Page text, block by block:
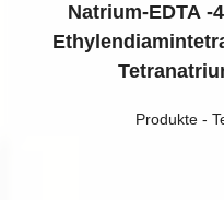
Natrium-EDTA -
Produkte-